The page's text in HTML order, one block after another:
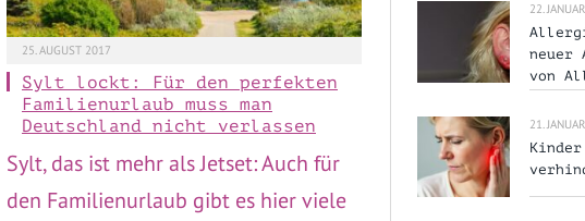
25. AUGUST 2017
Sylt lockt: Für den perfekten
Familienurlaub muss man
Deutschland nicht verlassen
Sylt, das ist mehr als Jetset: Auch für
den Familienurlaub gibt es hier viele
22.
neuer
von
21.